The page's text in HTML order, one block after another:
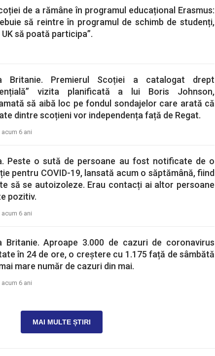
de a rămâne în programul educațional Erasmus:
să reintre în programul de schimb de studenți,
să poată participa”.
Britanie. Premierul Scoției a catalogat drept
vizita planificată a lui Boris Johnson,
să aibă loc pe fondul sondajelor care arată că
dintre scoțieni vor independența față de Regat.
acum 6 ani
Peste o sută de persoane au fost notificate de o
pentru COVID-19, lansată acum o săptămână, fiind
să se autoizoleze. Erau contacți ai altor persoane
pozitiv.
acum 6 ani
Britanie. Aproape 3.000 de cazuri de coronavirus
în 24 de ore, o creștere cu 1.175 față de sâmbătă
mare număr de cazuri din mai.
acum 6 ani
MAI MULTE ȘTIRI